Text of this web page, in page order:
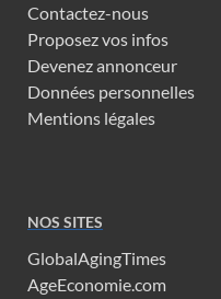
Contactez-nous
Proposez vos infos
Devenez annonceur
Données personnelles
Mentions légales
NOS SITES
GlobalAgingTimes
AgeEconomie.com